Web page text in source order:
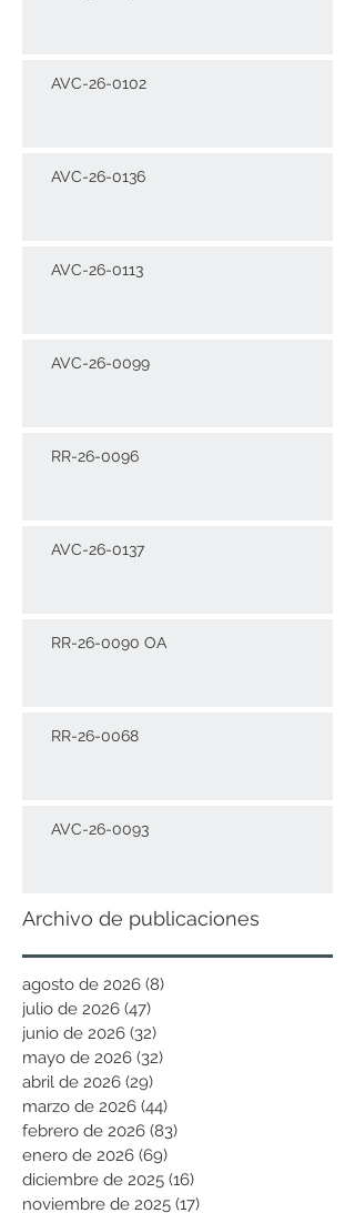
AVC-26-0102
AVC-26-0136
AVC-26-0113
AVC-26-0099
RR-26-0096
AVC-26-0137
RR-26-0090 OA
RR-26-0068
AVC-26-0093
Archivo de publicaciones
agosto de 2026 (8)
julio de 2026 (47)
junio de 2026 (32)
mayo de 2026 (32)
abril de 2026 (29)
marzo de 2026 (44)
febrero de 2026 (83)
enero de 2026 (69)
diciembre de 2025 (16)
noviembre de 2025 (17)